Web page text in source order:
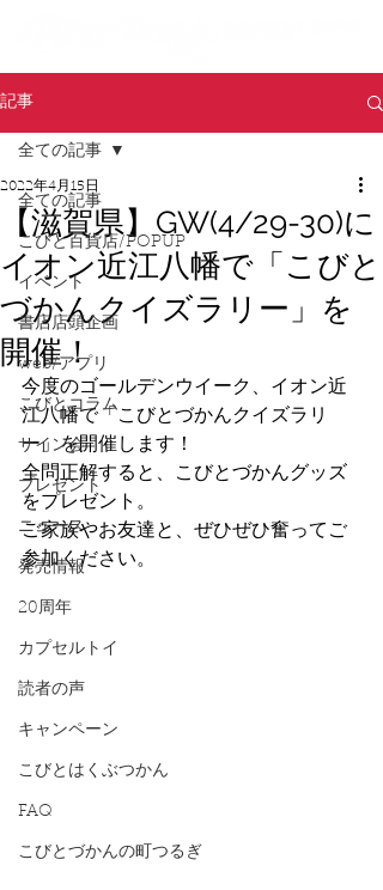
記事
全ての記事
こびと百貨店/POPUP
イベント
書店店頭企画
web/アプリ
こびとコラム
サイン会
プレゼント
ニュース
発売情報
20周年
カプセルトイ
読者の声
キャンペーン
こびとはくぶつかん
FAQ
こびとづかんの町つるぎ
全ての記事
【滋賀県】GW(4/29-30)に
イオン近江八幡で「こびと
づかんクイズラリー」を
開催！
2022年4月15日
今度のゴールデンウイーク、イオン近
江八幡で「こびとづかんクイズラリ
ー」を開催します！
全問正解すると、こびとづかんグッズ
をプレゼント。
ご家族やお友達と、ぜひぜひ奮ってご
参加ください。